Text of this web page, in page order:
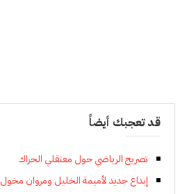
قد تعجبك أيضاً
تصريح الرياضي حول معتقلي الحراك
إبداع جديد لأميمة الخليل ومروان مخول